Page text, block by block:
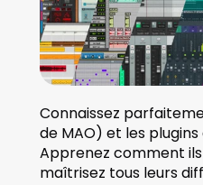
Connaissez
de MAO) et les plugins
Apprenez comment
maîtrisez tous leurs